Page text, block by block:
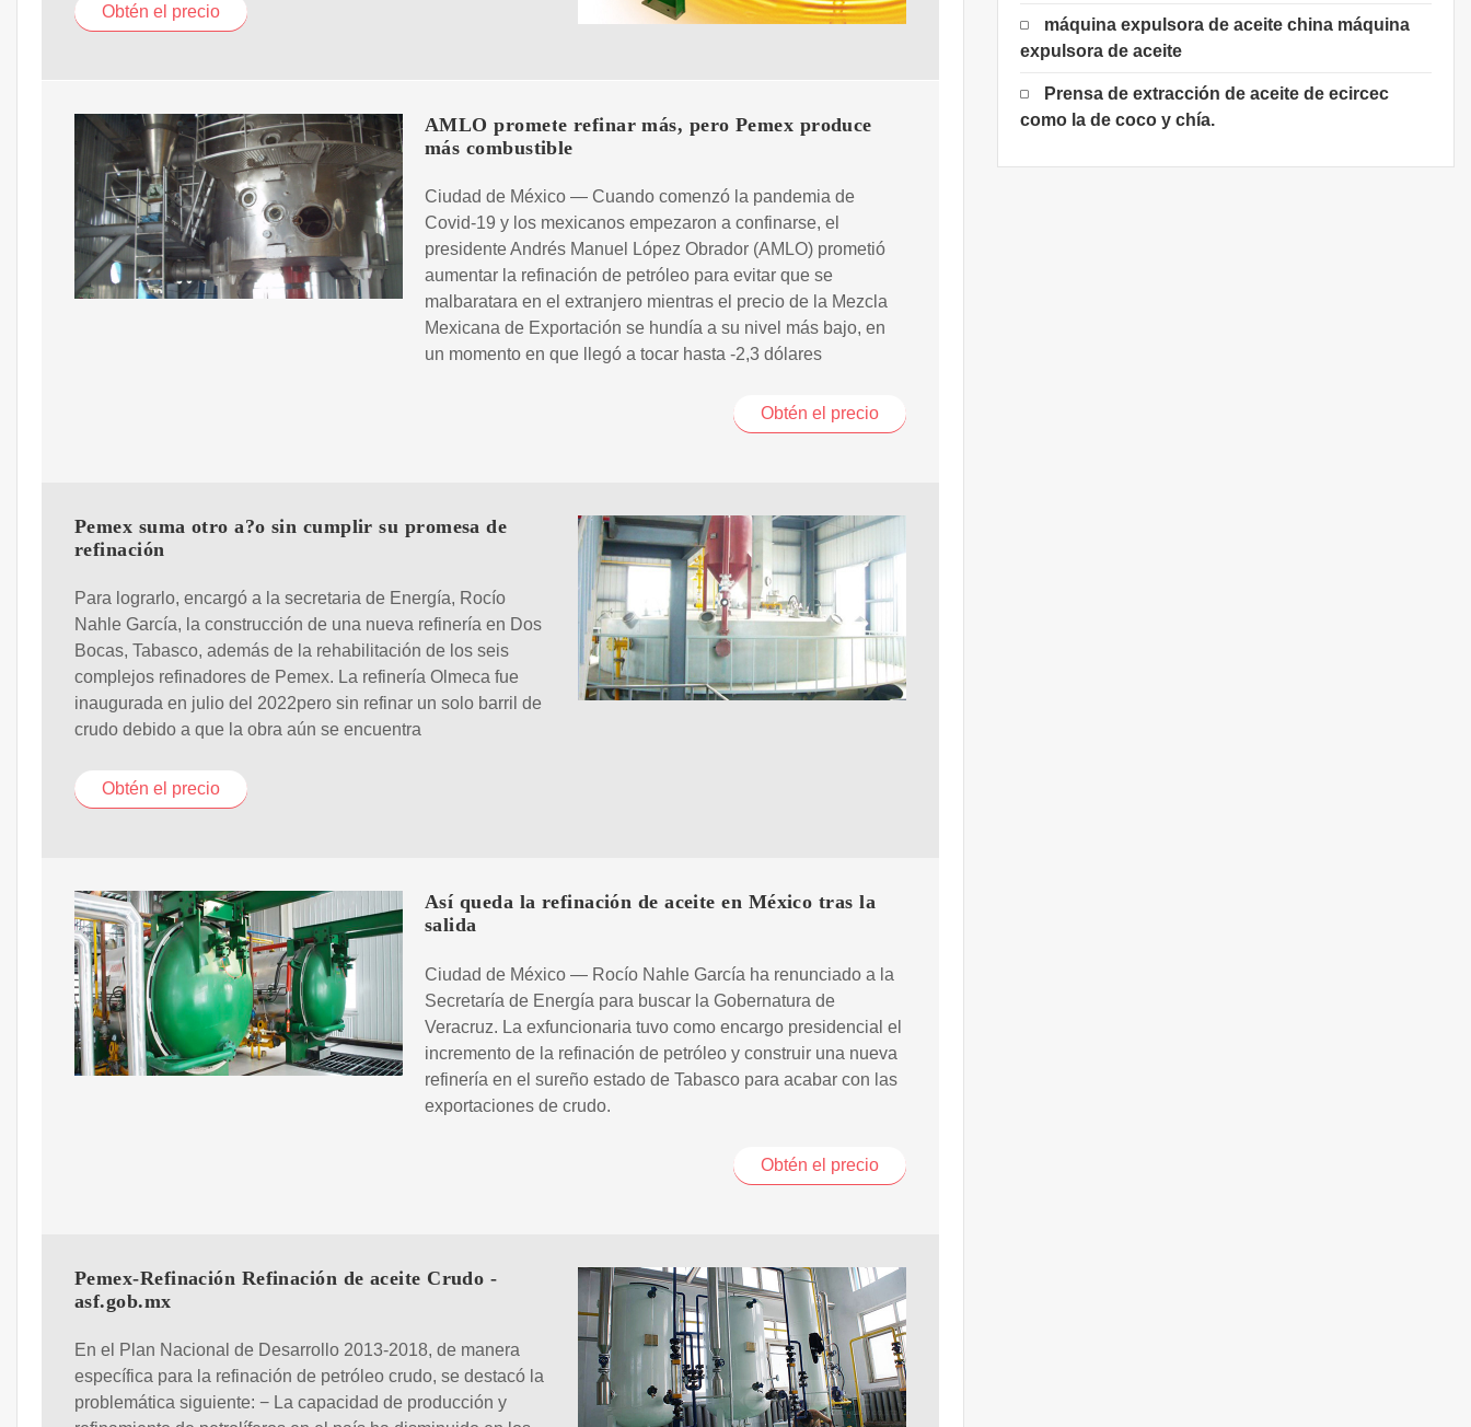
Obtén el precio
AMLO promete refinar más, pero Pemex produce
más combustible
Ciudad de México — Cuando comenzó la pandemia de
Covid-19 y los mexicanos empezaron a confinarse, el
presidente Andrés Manuel López Obrador (AMLO) prometió
aumentar la refinación de petróleo para evitar que se
malbaratara en el extranjero mientras el precio de la Mezcla
Mexicana de Exportación se hundía a su nivel más bajo, en
un momento en que llegó a tocar hasta -2,3 dólares
Obtén el precio
Pemex suma otro a?o sin cumplir su promesa de
refinación
Para lograrlo, encargó a la secretaria de Energía, Rocío
Nahle García, la construcción de una nueva refinería en Dos
Bocas, Tabasco, además de la rehabilitación de los seis
complejos refinadores de Pemex. La refinería Olmeca fue
inaugurada en julio del 2022pero sin refinar un solo barril de
crudo debido a que la obra aún se encuentra
Obtén el precio
Así queda la refinación de aceite en México tras la
salida
Ciudad de México — Rocío Nahle García ha renunciado a la
Secretaría de Energía para buscar la Gobernatura de
Veracruz. La exfuncionaria tuvo como encargo presidencial el
incremento de la refinación de petróleo y construir una nueva
refinería en el sureño estado de Tabasco para acabar con las
exportaciones de crudo.
Obtén el precio
Pemex-Refinación Refinación de aceite Crudo -
asf.gob.mx
En el Plan Nacional de Desarrollo 2013-2018, de manera
específica para la refinación de petróleo crudo, se destacó la
problemática siguiente: − La capacidad de producción y
máquina expulsora de aceite china máquina
expulsora de aceite
Prensa de extracción de aceite de ecircec
como la de coco y chía.